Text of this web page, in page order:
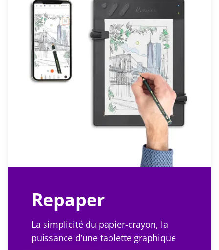
Repaper
La simplicité du papier-crayon, la
puissance d’une tablette graphique